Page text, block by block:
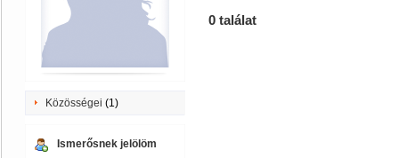
Közösségei (1)
Ismerősnek jelölöm
0 találat